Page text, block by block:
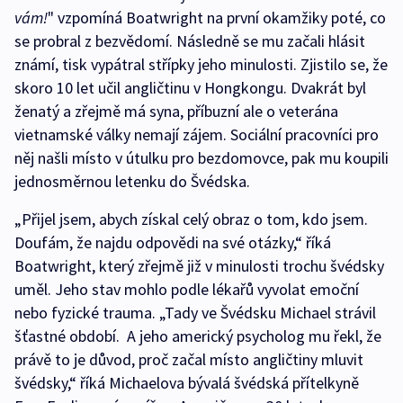
vám!" vzpomíná Boatwright na první okamžiky poté, co
se probral z bezvědomí. Následně se mu začali hlásit
známí, tisk vypátral střípky jeho minulosti. Zjistilo se, že
skoro 10 let učil angličtinu v Hongkongu. Dvakrát byl
ženatý a zřejmě má syna, příbuzní ale o veterána
vietnamské války nemají zájem. Sociální pracovníci pro
něj našli místo v útulku pro bezdomovce, pak mu koupili
jednosměrnou letenku do Švédska.
„Přijel jsem, abych získal celý obraz o tom, kdo jsem.
Doufám, že najdu odpovědi na své otázky,“ říká
Boatwright, který zřejmě již v minulosti trochu švédsky
uměl. Jeho stav mohlo podle lékařů vyvolat emoční
nebo fyzické trauma. „Tady ve Švédsku Michael strávil
šťastné období. A jeho americký psycholog mu řekl, že
právě to je důvod, proč začal místo angličtiny mluvit
švédsky,“ říká Michaelova bývalá švédská přítelkyně